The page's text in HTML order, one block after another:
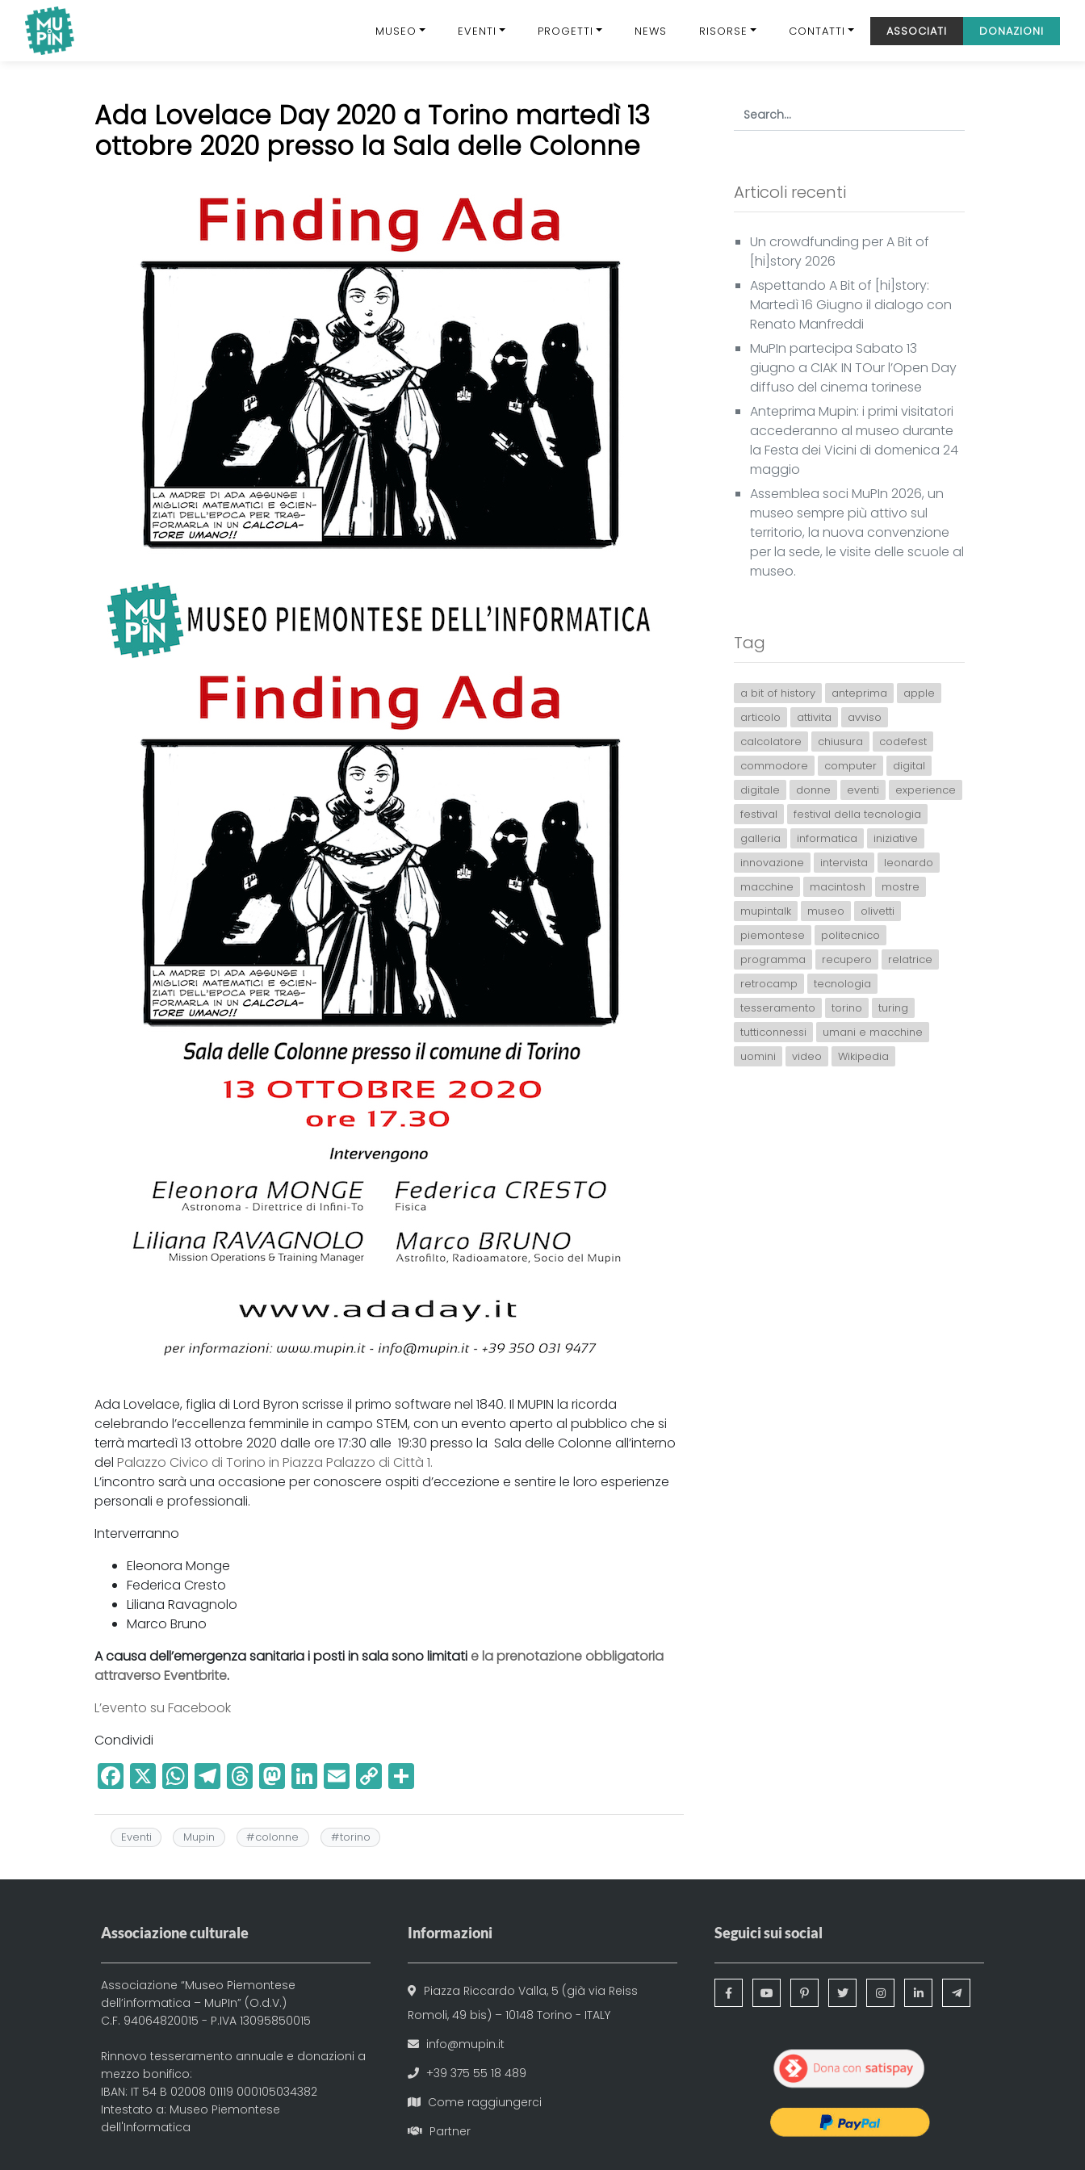
MUSEO EVENTI PROGETTI NEWS RISORSE CONTATTI ASSOCIATI DONAZIONI
Ada Lovelace Day 2020 a Torino martedì 13
ottobre 2020 presso la Sala delle Colonne
Ada Lovelace, figlia di Lord Byron scrisse il primo software nel 1840. Il MUPIN la ricorda
celebrando l’eccellenza femminile in campo STEM, con un evento aperto al pubblico che si
terrà martedì 13 ottobre 2020 dalle ore 17:30 alle 19:30 presso la Sala delle Colonne all’interno
del Palazzo Civico di Torino in Piazza Palazzo di Città 1.
L’incontro sarà una occasione per conoscere ospiti d’eccezione e sentire le loro esperienze
personali e professionali.
Interverranno
Eleonora Monge
Federica Cresto
Liliana Ravagnolo
Marco Bruno
A causa dell’emergenza sanitaria i posti in sala sono limitati e la prenotazione obbligatoria
attraverso Eventbrite.
L’evento su Facebook
Condividi
F
a
c
e
b
o
k
X W
h
a
ts
A
p
T
el
e
g
r
m
T
h
r
e
a
M
a
st
o
d
Li
n
k
e
dI
E
m
ai
l
C
o
p
Li
n
vi
Eventi Mupin #colonne #torino
Articoli recenti
Un crowdfunding per A Bit of
[hi]story 2026
Aspettando A Bit of [hi]story:
Martedì 16 Giugno il dialogo con
Renato Manfreddi
MuPIn partecipa Sabato 13
giugno a CIAK IN TOur l’Open Day
diffuso del cinema torinese
Anteprima Mupin: i primi visitatori
accederanno al museo durante
la Festa dei Vicini di domenica 24
maggio
Assemblea soci MuPIn 2026, un
museo sempre più attivo sul
territorio, la nuova convenzione
per la sede, le visite delle scuole al
museo.
Tag
a bit of history anteprima
apple
articolo
attivita
avviso
calcolatore
chiusura
codefest
commodore
computer
digital
digitale
donne eventi
experience
festival
festival della tecnologia
galleria
informatica
iniziative
innovazione
intervista
leonardo
macchine
macintosh
mostre
mupintalk
museo
olivetti
piemontese
politecnico
programma
recupero
relatrice
retrocamp
tecnologia
tesseramento
torino
turing
tutticonnessi
umani e macchine
uomini
video Wikipedia
Associazione culturale
Associazione “Museo Piemontese
dell’informatica – MuPIn” (O.d.V.)
C.F. 94064820015 - P.IVA 13095850015
Rinnovo tesseramento annuale e donazioni a
mezzo bonifico:
IBAN: IT 54 B 02008 01119 000105034382
Intestato a: Museo Piemontese
dell'Informatica
Informazioni
Piazza Riccardo Valla, 5 (già via Reiss
Romoli, 49 bis) – 10148 Torino - ITALY
info@mupin.it
+39 375 55 18 489
Come raggiungerci
Partner
Seguici sui social